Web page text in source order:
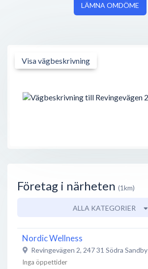
LÄMNA OMDÖME
Visa vägbeskrivning
Företag i närheten (1km)
ALLA KATEGORIER
Nordic Wellness
Revingevägen 2, 247 31 Södra Sandby
Inga öppettider